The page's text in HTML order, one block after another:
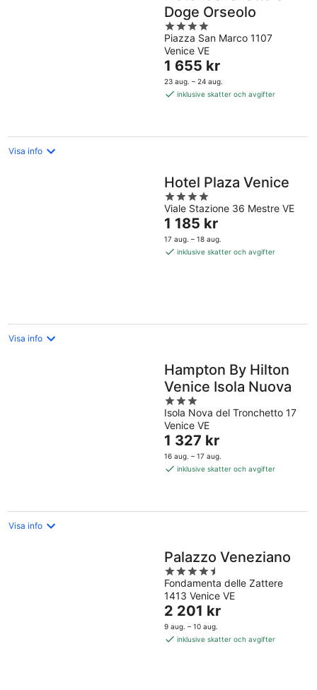
Doge Orseolo
4
out
of
5
Piazza San Marco 1107
Venice VE
Priset
är
1 655 kr
1 655 kr
23 aug. – 24 aug.
inklusive skatter och avgifter
Visa info
Hotel Plaza Venice
4
out
of
5
Viale Stazione 36 Mestre VE
Priset
är
1 185 kr
1 185 kr
17 aug. – 18 aug.
inklusive skatter och avgifter
Visa info
Hampton By Hilton
Venice Isola Nuova
3
out
of
5
Isola Nova del Tronchetto 17
Venice VE
Priset
är
1 327 kr
1 327 kr
16 aug. – 17 aug.
inklusive skatter och avgifter
Visa info
Palazzo Veneziano
4.5
out
of
5
Fondamenta delle Zattere
1413 Venice VE
Priset
är
2 201 kr
2 201 kr
9 aug. – 10 aug.
inklusive skatter och avgifter